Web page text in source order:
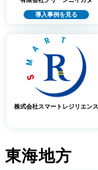
導入事例を見る
株式会社スマートレジリエンス
東海地方